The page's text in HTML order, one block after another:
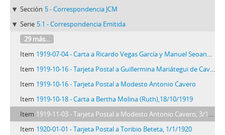
Sección 5 - Correspondencia JCM
Serie 5.1 - Correspondencia Emitida
29 más...
Item 1919-07-04 - Carta a Ricardo Vegas García y Manuel Seoane, 4/7/1919
Item 1919-10-16 - Tarjeta Postal a Guillermina Mariátegui de Cavero, 16/10/1919
Item 1919-10-16 - Tarjeta Postal a Modesto Antonio Cavero
Item 1919-10-18 - Carta a Bertha Molina (Ruth),18/10/1919
Item 1919-11-03 - Tarjeta Postal a Modesto Antonio Cavero, 3/11/1919
Item 1920-01-01 - Tarjeta Postal a Toribio Beteta, 1/1/1920